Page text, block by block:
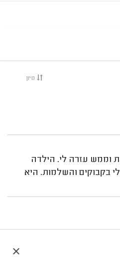
מיון
וממש עזרה לי. הילדה
בקבוקים והשלמות. היא